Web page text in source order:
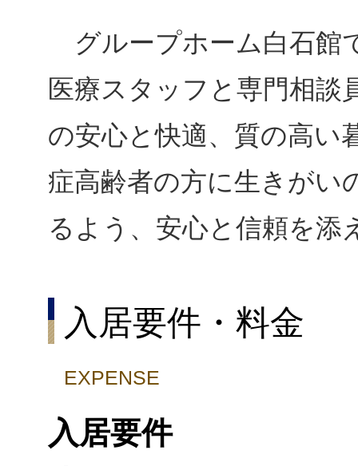
グループホーム白石館
医療スタッフと専門相談
の安心と快適、質の高い
症高齢者の方に生きがい
るよう、安心と信頼を添
入居要件・料金
EXPENSE
入居要件